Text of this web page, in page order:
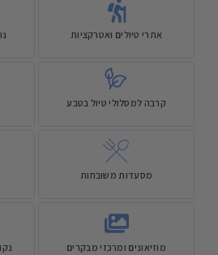
אתרי טיולים ואטרקציות
קרבה למסלולי טיול בטבע
מסעדות משובחות
מוזיאונים ומרכזי מבקרים